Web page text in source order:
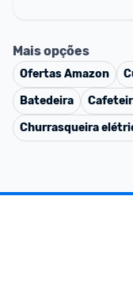
Mais opções
OfertasAmazon
Batedeira
Churrasqueira